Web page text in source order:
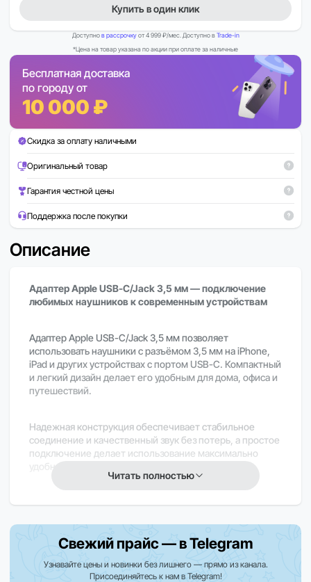
Купить в один клик
Доступнов рассрочкуот 4 999 ₽/мес. Доступно вTrade-in
*Цена на товар указана по акции при оплате за наличные
Бесплатная доставка
по городу от
10 000 ₽
Скидка за оплату наличными
Оригинальный товар
Гарантия честной цены
Поддержка после покупки
Описание
Адаптер Apple USB-C/Jack 3,5 мм — подключение
любимых наушников к современным устройствам
Адаптер Apple USB-C/Jack 3,5 мм позволяет
использовать наушники с разъёмом 3,5 мм на iPhone,
iPad и других устройствах с портом USB-C. Компактный
и легкий дизайн делает его удобным для дома, офиса и
путешествий.
Надежная конструкция обеспечивает стабильное
соединение и качественный звук без потерь, а простое
подключение делает использование максимально
удобным.
Apple USB-C/Jack 3,5 мм — решение для
Читать полностью
Свежий прайс — в Telegram
Узнавайте цены и новинки без лишнего — прямо из канала.
Присоединяйтесь к нам в Telegram!